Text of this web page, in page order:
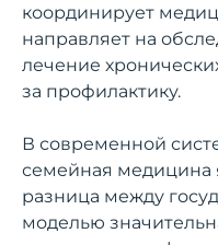
координирует
направляет на
лечение
за профилактику.
В современной
семейная медицина
разница между
моделью